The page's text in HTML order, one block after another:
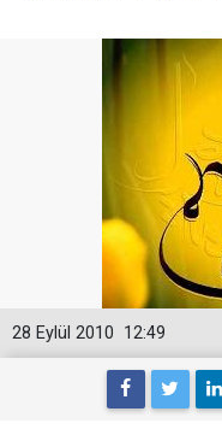
12:49
28 Eylül 2010